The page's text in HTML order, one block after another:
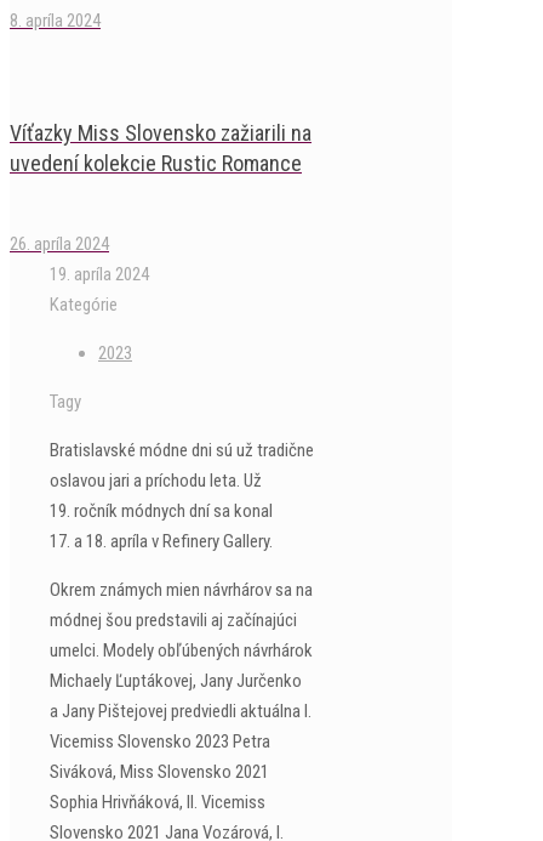
8. apríla 2024
Víťazky Miss Slovensko zažiarili na
uvedení kolekcie Rustic Romance
26. apríla 2024
19. apríla 2024
Kategórie
2023
Tagy
Bratislavské módne dni sú už tradične
oslavou jari a príchodu leta. Už
19. ročník módnych dní sa konal
17. a 18. apríla v Refinery Gallery.
Okrem známych mien návrhárov sa na
módnej šou predstavili aj začínajúci
umelci. Modely obľúbených návrhárok
Michaely Ľuptákovej, Jany Jurčenko
a Jany Pištejovej predviedli aktuálna I.
Vicemiss Slovensko 2023 Petra
Siváková, Miss Slovensko 2021
Sophia Hrivňáková, II. Vicemiss
Slovensko 2021 Jana Vozárová, I.